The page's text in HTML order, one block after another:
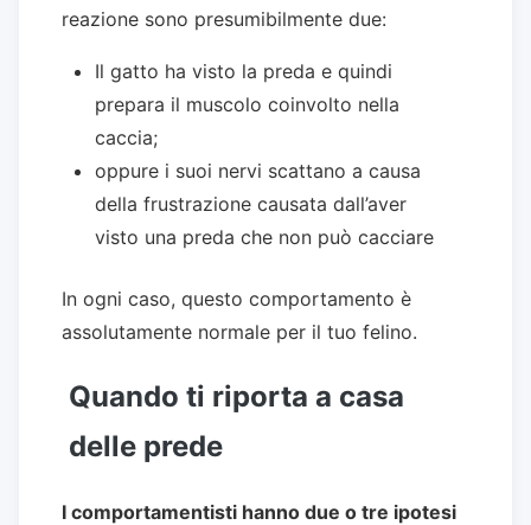
reazione sono presumibilmente due:
Il gatto ha visto la preda e quindi
prepara il muscolo coinvolto nella
caccia;
oppure i suoi nervi scattano a causa
della frustrazione causata dall’aver
visto una preda che non può cacciare
In ogni caso, questo comportamento è
assolutamente normale per il tuo felino.
Quando ti riporta a casa
delle prede
I comportamentisti hanno due o tre ipotesi